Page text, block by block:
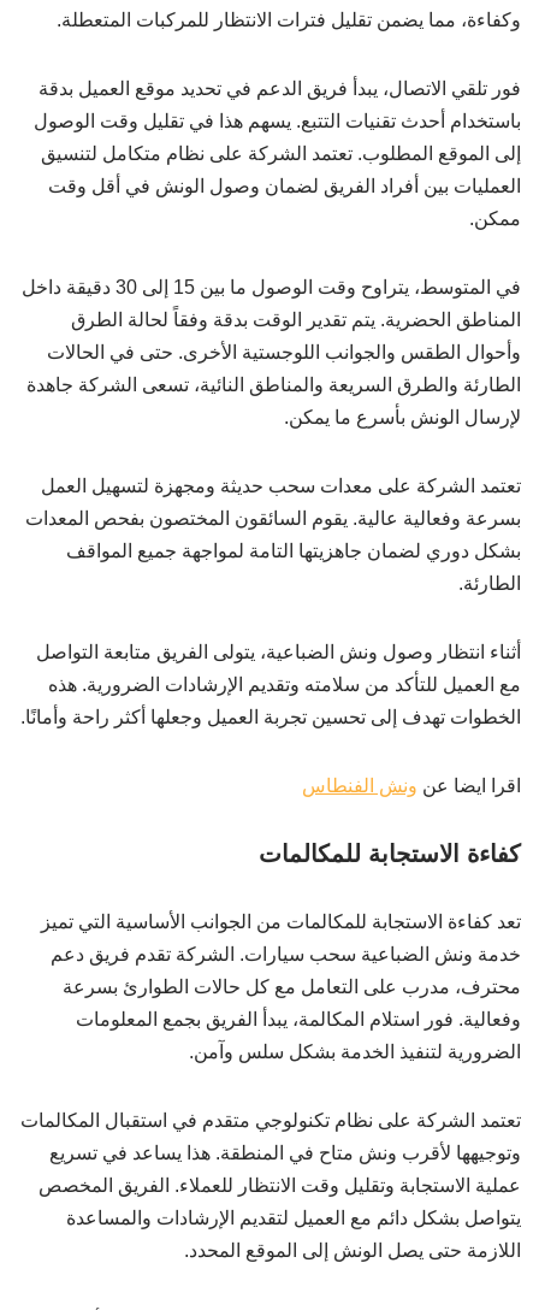
وكفاءة، مما يضمن تقليل فترات الانتظار للمركبات المتعطلة.
فور تلقي الاتصال، يبدأ فريق الدعم في تحديد موقع العميل بدقة
باستخدام أحدث تقنيات التتبع. يسهم هذا في تقليل وقت الوصول
إلى الموقع المطلوب. تعتمد الشركة على نظام متكامل لتنسيق
العمليات بين أفراد الفريق لضمان وصول الونش في أقل وقت
ممكن.
في المتوسط، يتراوح وقت الوصول ما بين 15 إلى 30 دقيقة داخل
المناطق الحضرية. يتم تقدير الوقت بدقة وفقاً لحالة الطرق
وأحوال الطقس والجوانب اللوجستية الأخرى. حتى في الحالات
الطارئة والطرق السريعة والمناطق النائية، تسعى الشركة جاهدة
لإرسال الونش بأسرع ما يمكن.
تعتمد الشركة على معدات سحب حديثة ومجهزة لتسهيل العمل
بسرعة وفعالية عالية. يقوم السائقون المختصون بفحص المعدات
بشكل دوري لضمان جاهزيتها التامة لمواجهة جميع المواقف
الطارئة.
أثناء انتظار وصول ونش الضباعية، يتولى الفريق متابعة التواصل
مع العميل للتأكد من سلامته وتقديم الإرشادات الضرورية. هذه
الخطوات تهدف إلى تحسين تجربة العميل وجعلها أكثر راحة وأمانًا.
اقرا ايضا عن ونش الفنطاس
كفاءة الاستجابة للمكالمات
تعد كفاءة الاستجابة للمكالمات من الجوانب الأساسية التي تميز
خدمة ونش الضباعية سحب سيارات. الشركة تقدم فريق دعم
محترف، مدرب على التعامل مع كل حالات الطوارئ بسرعة
وفعالية. فور استلام المكالمة، يبدأ الفريق بجمع المعلومات
الضرورية لتنفيذ الخدمة بشكل سلس وآمن.
تعتمد الشركة على نظام تكنولوجي متقدم في استقبال المكالمات
وتوجيهها لأقرب ونش متاح في المنطقة. هذا يساعد في تسريع
عملية الاستجابة وتقليل وقت الانتظار للعملاء. الفريق المخصص
يتواصل بشكل دائم مع العميل لتقديم الإرشادات والمساعدة
اللازمة حتى يصل الونش إلى الموقع المحدد.